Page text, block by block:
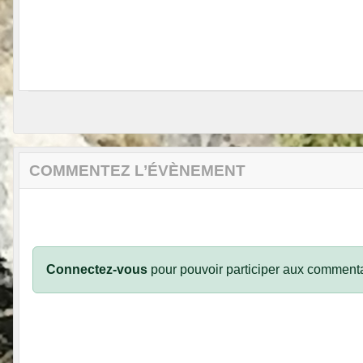
COMMENTEZ L’ÉVÈNEMENT
Connectez-vous pour pouvoir participer aux